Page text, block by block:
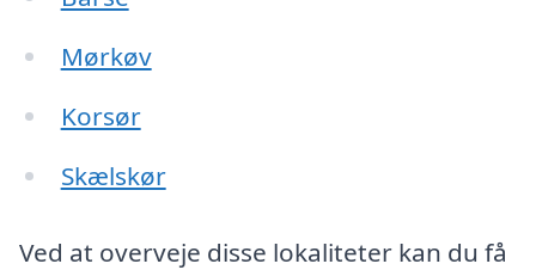
Mørkøv
Korsør
Skælskør
Ved at overveje disse lokaliteter kan du få